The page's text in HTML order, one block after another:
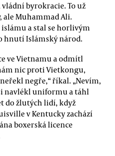
byrokracie. To už
ale Muhammad Ali.
a stal se horlivým
hnutí Islámský národ.
ve Vietnamu a odmítl
nic proti Vietkongu,
negře,“ říkal. „Nevím,
navlékl uniformu a táhl
do žlutých lidí, když
v Kentucky zachází
boxerská licence